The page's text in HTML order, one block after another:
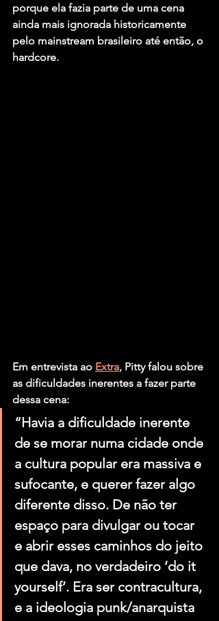
porque ela fazia parte de uma cena
ainda mais ignorada historicamente
pelo mainstream brasileiro até então, o
hardcore.
Em entrevista ao Extra, Pitty falou sobre
as dificuldades inerentes a fazer parte
dessa cena:
“Havia a dificuldade inerente
de se morar numa cidade onde
a cultura popular era massiva e
sufocante, e querer fazer algo
diferente disso. De não ter
espaço para divulgar ou tocar
e abrir esses caminhos do jeito
que dava, no verdadeiro ‘do it
yourself’. Era ser contracultura,
e a ideologia punk/anarquista